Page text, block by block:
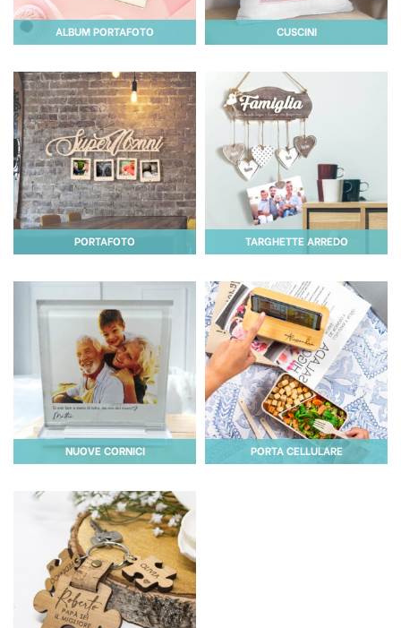
ALBUM PORTAFOTO CUSCINI
PORTAFOTO TARGHETTE ARREDO
NUOVE CORNICI PORTA CELLULARE